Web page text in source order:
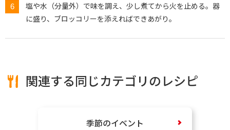
塩や水（分量外）で味を調え、少し煮てから火を止める。器
に盛り、ブロッコリーを添えればできあがり。
関連する同じカテゴリのレシピ
季節のイベント